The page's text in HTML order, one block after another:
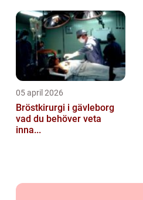
05 april 2026
Bröstkirurgi i gävleborg
vad du behöver veta
inna...